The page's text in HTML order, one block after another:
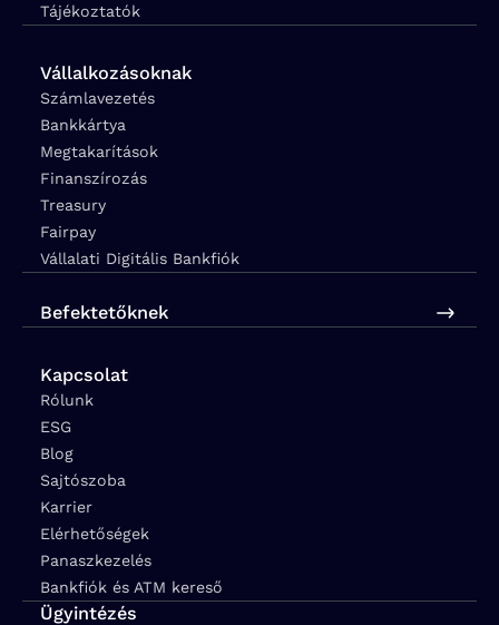
Tájékoztatók
Vállalkozásoknak
Számlavezetés
Bankkártya
Megtakarítások
Finanszírozás
Treasury
Fairpay
Vállalati Digitális Bankfiók
Befektetőknek
Kapcsolat
Rólunk
ESG
Blog
Sajtószoba
Karrier
Elérhetőségek
Panaszkezelés
Bankfiók és ATM kereső
Ügyintézés